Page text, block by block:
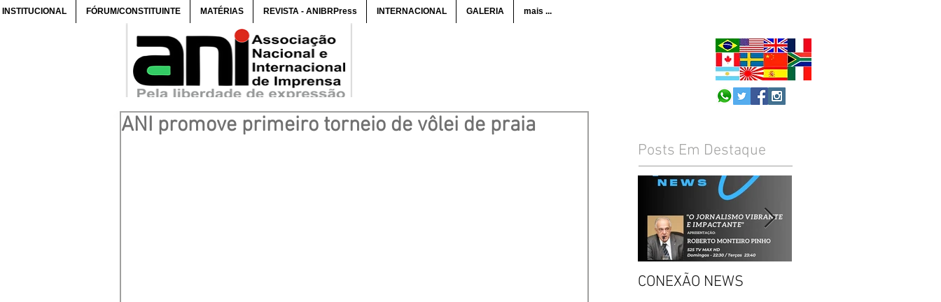
INSTITUCIONAL FÓRUM/CONSTITUINTE MATÉRIAS REVISTA - ANIBRPress INTERNACIONAL GALERIA mais ...
ANI promove primeiro torneio de vôlei de praia
Posts Em Destaque
CONEXÃO NEWS